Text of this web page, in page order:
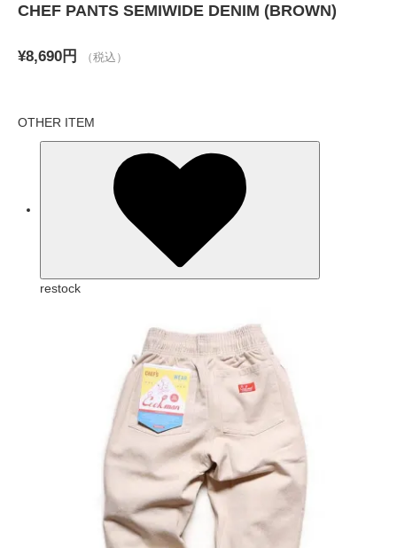
CHEF PANTS SEMIWIDE DENIM (BROWN)
¥8,690円 （税込）
OTHER ITEM
restock